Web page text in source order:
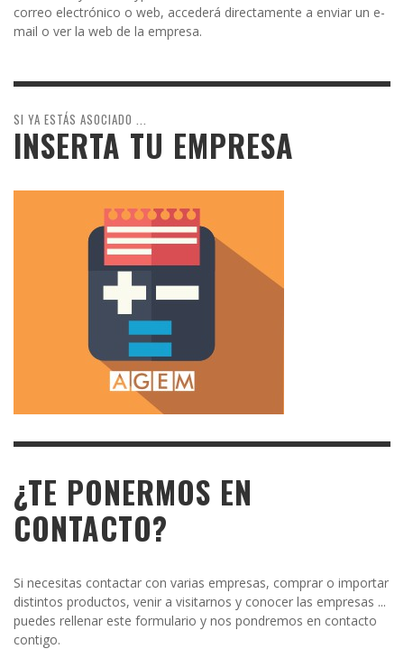
correo electrónico o web, accederá directamente a enviar un e-
mail o ver la web de la empresa.
SI YA ESTÁS ASOCIADO ...
INSERTA TU EMPRESA
¿TE PONERMOS EN
CONTACTO?
Si necesitas contactar con varias empresas, comprar o importar
distintos productos, venir a visitarnos y conocer las empresas ...
puedes rellenar este formulario y nos pondremos en contacto
contigo.